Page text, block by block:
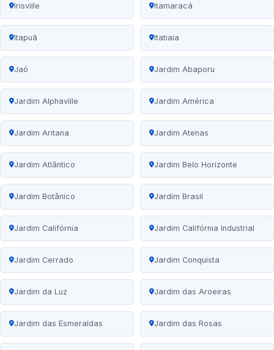
Irisville Itamaracá
Itapuã Itatiaia
Jaó Jardim Abaporu
Jardim Alphaville Jardim América
Jardim Aritana Jardim Atenas
Jardim Atlântico Jardim Belo Horizonte
Jardim Botânico Jardim Brasil
Jardim Califórnia Jardim Califórnia Industrial
Jardim Cerrado Jardim Conquista
Jardim da Luz Jardim das Aroeiras
Jardim das Esmeraldas Jardim das Rosas